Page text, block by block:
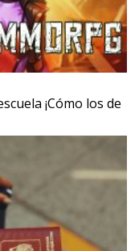
¡Cómo los de